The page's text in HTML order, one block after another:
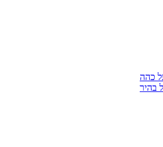
כהה
בהיר